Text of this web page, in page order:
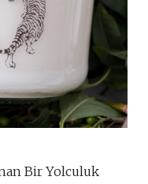
Bir Yolculuk